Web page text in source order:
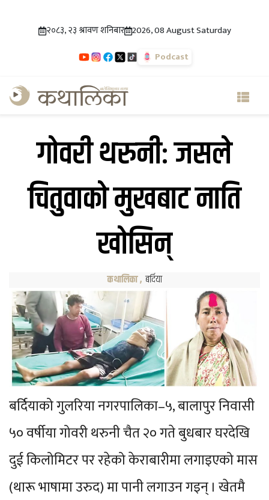
२०८३, २३ श्रावण शनिबार 2026, 08 August Saturday
Podcast
गोवरी थरुनीः जसले
चितुवाको मुखबाट नाति
खोसिन्
कथालिका, बर्दिया
बर्दियाको गुलरिया नगरपालिका–५, बालापुर निवासी
५० वर्षीया गोवरी थरुनी चैत २० गते बुधबार घरदेखि
दुई किलोमिटर पर रहेको केराबारीमा लगाइएको मास
(थारू भाषामा उरुद) मा पानी लगाउन गइन् । खेतमै